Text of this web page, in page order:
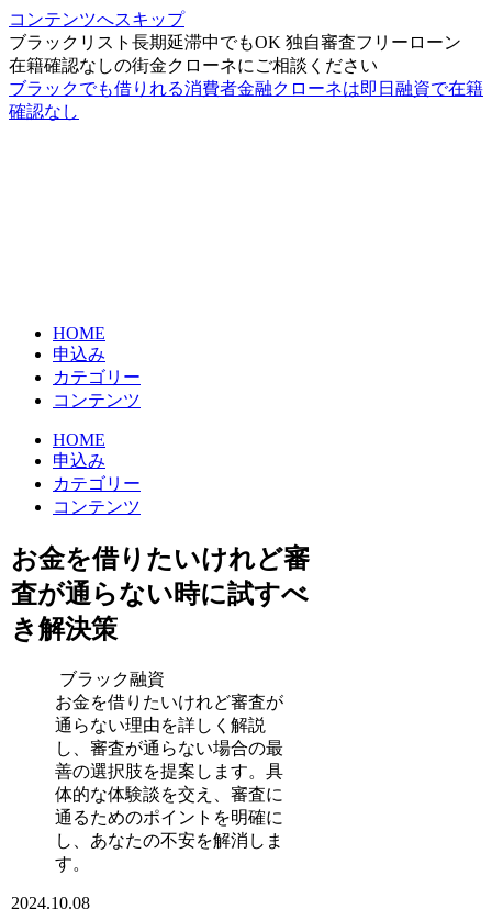
コンテンツへスキップ
ブラックリスト長期延滞中でもOK 独自審査フリーローン
在籍確認なしの街金クローネにご相談ください
ブラックでも借りれる消費者金融クローネは即日融資で在籍
確認なし
HOME
申込み
カテゴリー
コンテンツ
HOME
申込み
カテゴリー
コンテンツ
お金を借りたいけれど審
査が通らない時に試すべ
き解決策
ブラック融資
お金を借りたいけれど審査が
通らない理由を詳しく解説
し、審査が通らない場合の最
善の選択肢を提案します。具
体的な体験談を交え、審査に
通るためのポイントを明確に
し、あなたの不安を解消しま
す。
2024.10.08